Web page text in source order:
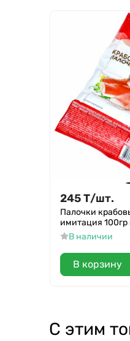
245Т/шт.
Палочки
имитация
В наличии
В корзину
С этим